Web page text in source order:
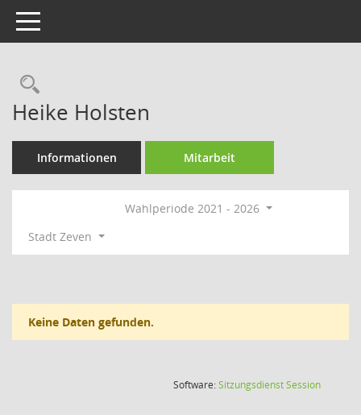
Toggle navigation
Rechercheauswahl
Heike Holsten
Informationen Mitarbeit
Wahlperiode 2021 - 2026
Stadt Zeven
Keine Daten gefunden.
Software:SitzungsdienstSession(Wird in